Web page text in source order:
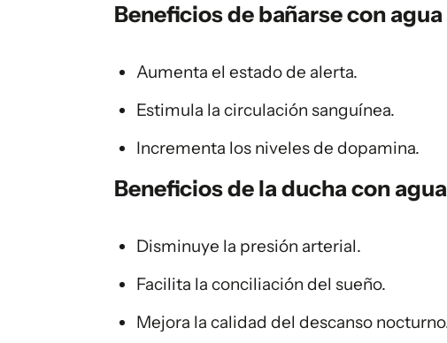
Beneficios de bañarsecon
Aumenta el estado de alerta.
Estimula la circulación sanguínea.
Incrementa los niveles de dopamina.
Beneficios de laducha con
Disminuye la presión arterial.
Facilita la conciliación del sueño.
Mejora la calidad del descanso